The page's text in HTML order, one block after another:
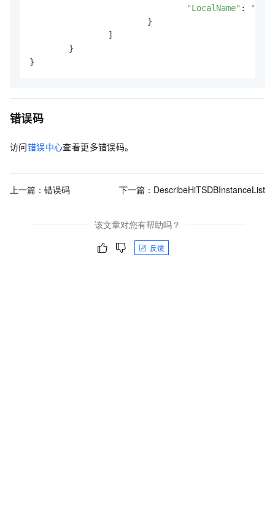
"LocalName" :
"新
}
错误码
访问错误中心查看更多错误码。
上一篇： 错误码 下一篇： DescribeHiTSDBInstanceList
该文章对您有帮助吗？
反馈